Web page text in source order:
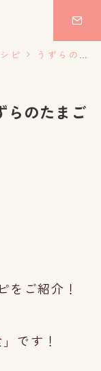
ピ うずらのたまごレシピ
らのたまご
をご紹介！
です！